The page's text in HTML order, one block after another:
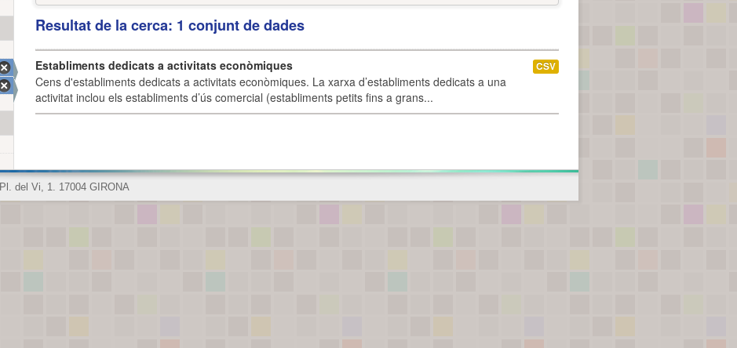
Resultat de la cerca: 1 conjunt de dades
Establiments dedicats a activitats econòmiques
Cens d'establiments dedicats a activitats econòmiques. La xarxa d’establiments dedicats a una
activitat inclou els establiments d’ús comercial (establiments petits fins a grans...
CSV
Pl. del Vi, 1. 17004 GIRONA